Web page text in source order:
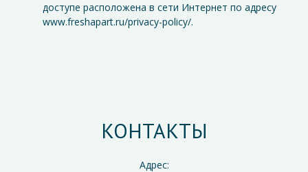
доступе расположена в сети Интернет по адресу
www.freshapart.ru/privacy-policy/.
КОНТАКТЫ
Адрес: